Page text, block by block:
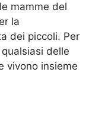
mamme del
la
dei piccoli. Per
delle
vivono insieme